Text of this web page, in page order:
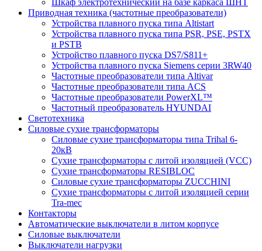
Шкаф электротехнический на базе каркаса ШНТ
Приводная техника (частотные преобразователи)
Устройства плавного пуска типа Altistart
Устройства плавного пуска типа PSR, PSE, PSTX
и PSTB
Устройство плавного пуска DS7/S811+
Устройства плавного пуска Siemens серии 3RW40
Частотные преобразователи типа Altivar
Частотные преобразователи типа ACS
Частотные преобразователи PowerXL™
Частотный преобразователь HYUNDAI
Светотехника
Силовые сухие трансформаторы
Силовые сухие трансформаторы типа Trihal 6-
20кВ
Сухие трансформаторы с литой изоляцией (VCC)
Сухие трансформаторы RESIBLOC
Силовые сухие трансформаторы ZUCCHINI
Сухие трансформаторы с литой изоляцией серии
Tra-mec
Контакторы
Автоматические выключатели в литом корпусе
Силовые выключатели
Выключатели нагрузки